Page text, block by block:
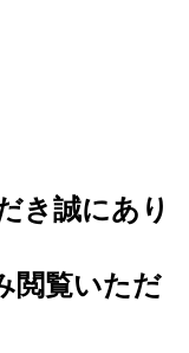
き誠にあり
閲覧いただ